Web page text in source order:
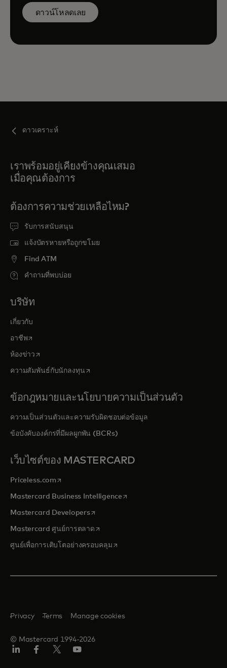
ดาวน์โหลดเลย
ดาวเคราะห์
เราพร้อมอยู่เคียงข้างคุณเสมอ
เมื่อคุณต้องการ
ต้องการความช่วยเหลือไหม?
รับการสนับสนุน
แจ้งบัตรหายหรือถูกขโมย
Find ATM
คำถามที่พบบ่อย
บริษัท
เกี่ยวกับ
อาชีพopens in a new tab
ห้องข่าว opens in a new tab
ความสัมพันธ์กับนักลงทุนopens in a new tab
ข้อกฎหมายและนโยบายความเป็นส่วนตัว
ความเป็นส่วนตัวและความรับผิดชอบต่อข้อมูล
ข้อบังคับองค์กรที่มีผลผูกพัน (BCRs)
เว็บไซต์ของ MASTERCARD
Priceless.com opens in a new tab
Mastercard Business Intelligenceopens in a new tab
Mastercard Developersopens in a new tab
Mastercard ศูนย์การตลาด opens in a new tab
ศูนย์เพื่อการเติบโตอย่างครอบคลุมopens in a new tab
© Mastercard 1994-2026
Privacy Terms Manage cookies